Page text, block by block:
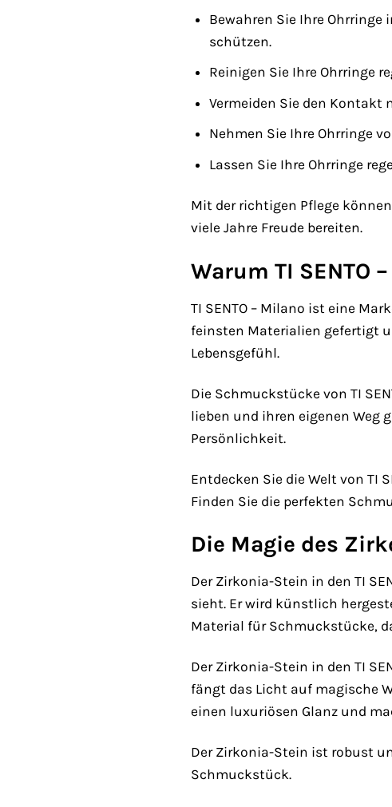
Bewahren Sie Ihre
schützen.
Reinigen Sie Ihre Ohrringe
Vermeiden Sie den Kontakt
Nehmen Sie Ihre Ohrringe
Lassen Sie Ihre Ohrringe
Mit der richtigen Pflege
viele Jahre Freude bereiten.
Warum TI SENTO
TI SENTO – Milano ist eine
feinsten Materialien gefertigt
Lebensgefühl.
Die Schmuckstücke von TI
lieben und ihren eigenen Weg
Persönlichkeit.
Entdecken Sie die Welt von TI
Finden Sie die perfekten
Die Magie des
Der Zirkonia-Stein in den TI
sieht. Er wird künstlich
Material für Schmuckstücke,
Der Zirkonia-Stein in den TI
fängt das Licht auf magische
einen luxuriösen Glanz und
Der Zirkonia-Stein ist robust
Schmuckstück.